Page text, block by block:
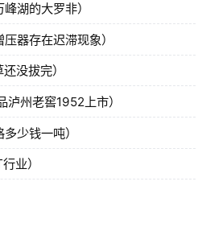
湖的大罗非）
器存在迟滞现象）
没拔完）
州老窖1952上市）
少钱一吨）
业）